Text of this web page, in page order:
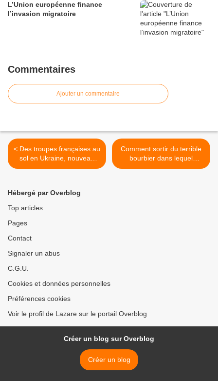
L’Union européenne finance
l’invasion migratoire
Commentaires
Ajouter un commentaire
< Des troupes françaises au
sol en Ukraine, nouveau
hochet pipeau de Macron
Comment sortir du terrible
bourbier dans lequel
Macron a mis la France ? >
Hébergé par Overblog
Top articles
Pages
Contact
Signaler un abus
C.G.U.
Cookies et données personnelles
Préférences cookies
Voir le profil de Lazare sur le portail Overblog
Créer un blog sur Overblog
Créer un blog